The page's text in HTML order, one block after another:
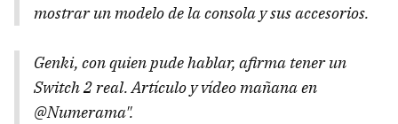
mostrar un modelo de la consola y sus accesorios.
Genki, con quien pude hablar, afirma tener un
Switch 2 real. Artículo y vídeo mañana en
@Numerama".